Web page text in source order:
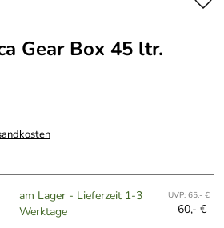
Gear Box 45 ltr.
am Lager - Lieferzeit 1-3
Werktage
UVP: 65,- €
60,- €